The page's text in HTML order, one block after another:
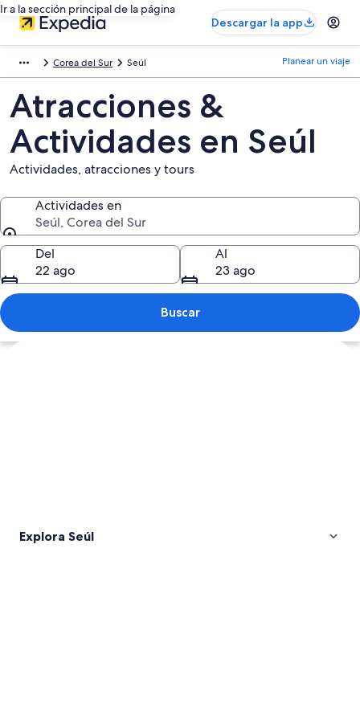
Ir a la sección principal de la página
Descargar la app
Corea del Sur Seúl Planear un viaje
Atracciones &
Actividades en Seúl
Actividades, atracciones y tours
Actividades en
Seúl, Corea del Sur
Actividades en
Del
22 ago
Al
23 ago
Buscar
Explorar mapa
Explora Seúl